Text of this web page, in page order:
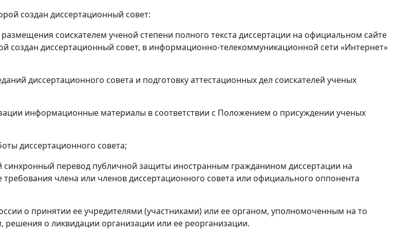
создан диссертационный совет:
соискателем ученой степени полного текста диссертации на официальном сайте
создан диссертационный совет, в информационно-телекоммуникационной сети «Интернет»
диссертационного совета и подготовку аттестационных дел соискателей ученых
информационные материалы в соответствии с Положением о присуждении ученых
диссертационного совета;
синхронный перевод публичной защиты иностранным гражданином диссертации на
требования члена или членов диссертационного совета или официального оппонента
о принятии ее учредителями (участниками) или ее органом, уполномоченным на то
о ликвидации организации или ее реорганизации.